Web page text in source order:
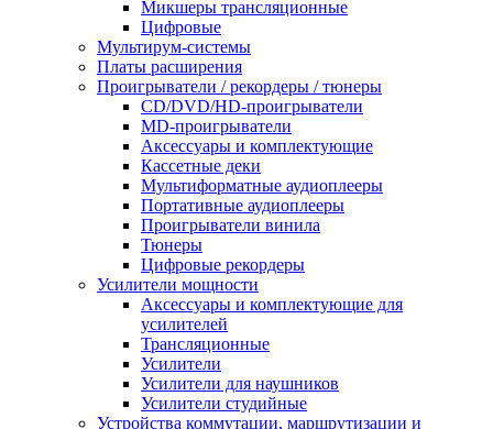
Микшеры трансляционные
Цифровые
Мультирум-системы
Платы расширения
Проигрыватели / рекордеры / тюнеры
CD/DVD/HD-проигрыватели
MD-проигрыватели
Аксессуары и комплектующие
Кассетные деки
Мультиформатные аудиоплееры
Портативные аудиоплееры
Проигрыватели винила
Тюнеры
Цифровые рекордеры
Усилители мощности
Аксессуары и комплектующие для
усилителей
Трансляционные
Усилители
Усилители для наушников
Усилители студийные
Устройства коммутации, маршрутизации и